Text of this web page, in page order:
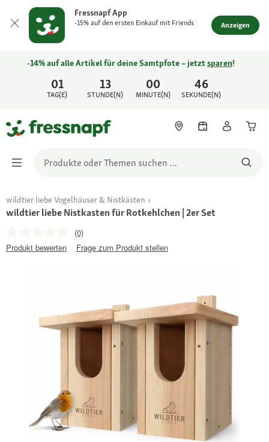
Fressnapf App
-15% auf den ersten Einkauf mit Friends Anzeigen
01
TAG(E)
13
STUNDE(N)
00
MINUTE(N)
46
SEKUNDE(N)
-14% auf alle Artikel für deine Samtpfote – jetztsparen!
wildtier liebe Vogelhäuser & Nistkästen
wildtier liebe Nistkasten für Rotkehlchen | 2er Set
(0)
Produkt bewerten
Frage zum Produkt stellen